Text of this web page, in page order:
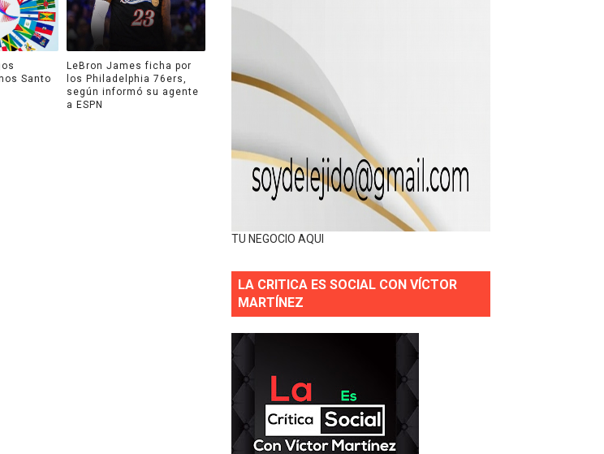
Santo
LeBron James ficha por
los Philadelphia 76ers,
según informó su agente
a ESPN
TU NEGOCIO AQUI
LA CRITICA ES SOCIAL CON VÍCTOR
MARTÍNEZ